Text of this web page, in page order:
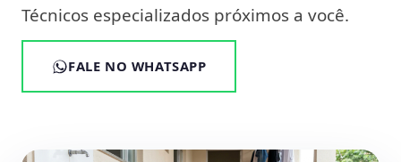
Técnicos especializados próximos a você.
FALE NO WHATSAPP